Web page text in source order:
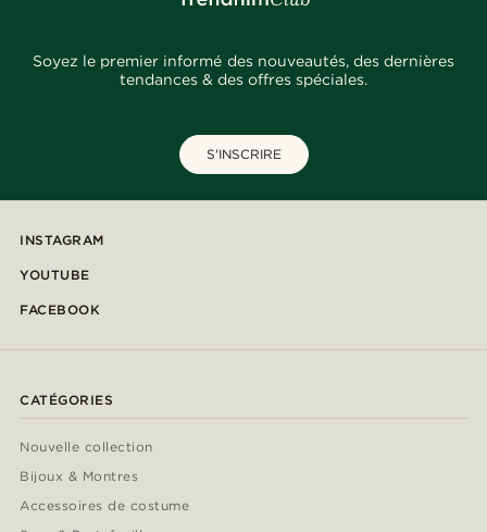
Soyez le premier informé des nouveautés, des dernières
tendances & des offres spéciales.
S'INSCRIRE
INSTAGRAM
YOUTUBE
FACEBOOK
CATÉGORIES
Nouvelle collection
Bijoux & Montres
Accessoires de costume